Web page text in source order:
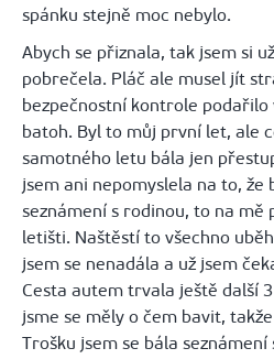
spánku stejně moc nebylo.
Abych se přiznala, tak jsem si
pobrečela. Pláč ale musel jít
bezpečnostní kontrole
batoh. Byl to můj první let, ale
samotného letu bála jen
jsem ani nepomyslela na to, že
seznámení s rodinou, to na mě
letišti. Naštěstí to všechno
jsem se nenadála a už jsem
Cesta autem trvala ještě další
jsme se měly o čem bavit,
Trošku jsem se bála